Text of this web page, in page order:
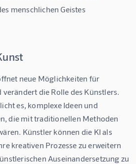
menschlichen Geistes
neue Möglichkeiten für
die Rolle des Künstlers.
es, komplexe Ideen und
die mit traditionellen Methoden
Künstler können die KI als
kreativen Prozesse zu erweitern
Auseinandersetzung zu